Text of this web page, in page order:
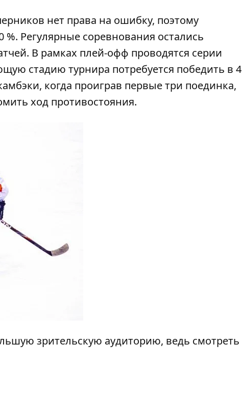
нет права на ошибку, поэтому
Регулярные соревнования остались
В рамках плей-офф проводятся серии
стадию турнира потребуется победить в 4
когда проиграв первые три поединка,
ход противостояния.
зрительскую аудиторию, ведь смотреть